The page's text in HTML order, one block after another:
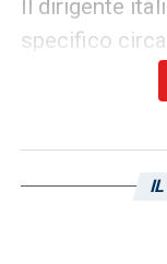
Il dirigente
specifico
, i quali
svolto solo